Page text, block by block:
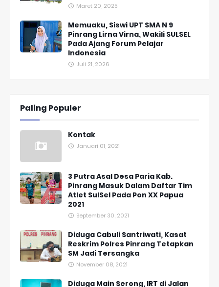
Maret 20, 2025
Memuaku, Siswi UPT SMA N 9
Pinrang Lirna Virna, Wakili SULSEL
Pada Ajang Forum Pelajar
Indonesia
Juli 21, 2026
Paling Populer
Kontak
Januari 01, 2021
3 Putra Asal Desa Paria Kab.
Pinrang Masuk Dalam Daftar Tim
Atlet SulSel Pada Pon XX Papua
2021
September 30, 2021
Diduga Cabuli Santriwati, Kasat
Reskrim Polres Pinrang Tetapkan
SM Jadi Tersangka
November 08, 2021
Diduga Main Serong, IRT di Jalan